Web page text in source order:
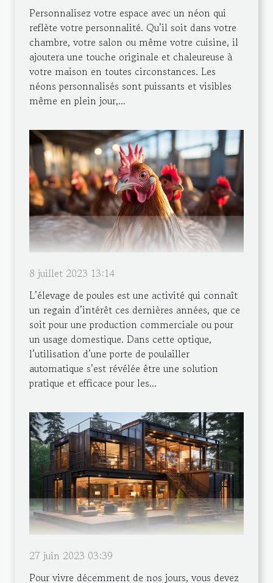
Personnalisez votre espace avec un néon qui
reflète votre personnalité. Qu’il soit dans votre
chambre, votre salon ou même votre cuisine, il
ajoutera une touche originale et chaleureuse à
votre maison en toutes circonstances. Les
néons personnalisés sont puissants et visibles
même en plein jour,...
8 juillet 2023 13:14
L’élevage de poules est une activité qui connaît
un regain d’intérêt ces dernières années, que ce
soit pour une production commerciale ou pour
un usage domestique. Dans cette optique,
l’utilisation d’une porte de poulailler
automatique s’est révélée être une solution
pratique et efficace pour les...
27 juin 2023 03:39
Pour vivre décemment de nos jours, vous devez